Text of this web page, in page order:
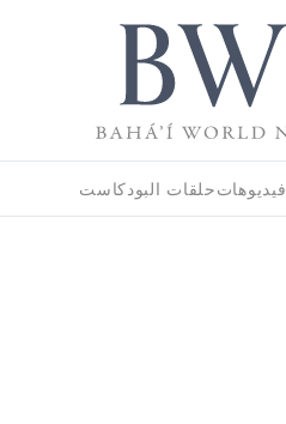
فيديوهاتحلقات البودكاست